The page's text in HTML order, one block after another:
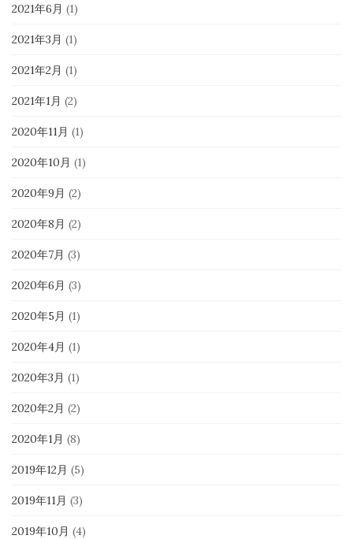
2021年6月 (1)
2021年3月 (1)
2021年2月 (1)
2021年1月 (2)
2020年11月 (1)
2020年10月 (1)
2020年9月 (2)
2020年8月 (2)
2020年7月 (3)
2020年6月 (3)
2020年5月 (1)
2020年4月 (1)
2020年3月 (1)
2020年2月 (2)
2020年1月 (8)
2019年12月 (5)
2019年11月 (3)
2019年10月 (4)